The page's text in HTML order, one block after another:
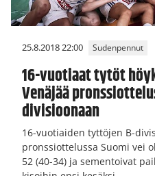
25.8.2018 22:00 Sudenpennut
16-vuotiaat tytöt
Venäjää
divisioonaan
16-vuotiaiden tyttöjen B-
pronssiottelussa Suomi vei
52 (40-34) ja sementoivat